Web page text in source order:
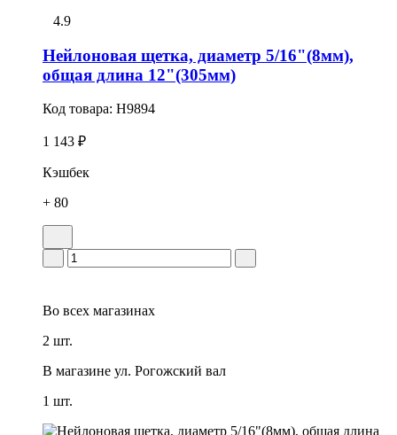
4.9
Нейлоновая щетка, диаметр 5/16"(8мм),
общая длина 12"(305мм)
Код товара: H9894
1 143 ₽
Кэшбек
+ 80
Во всех магазинах
2 шт.
В магазине ул. Рогожский вал
1 шт.